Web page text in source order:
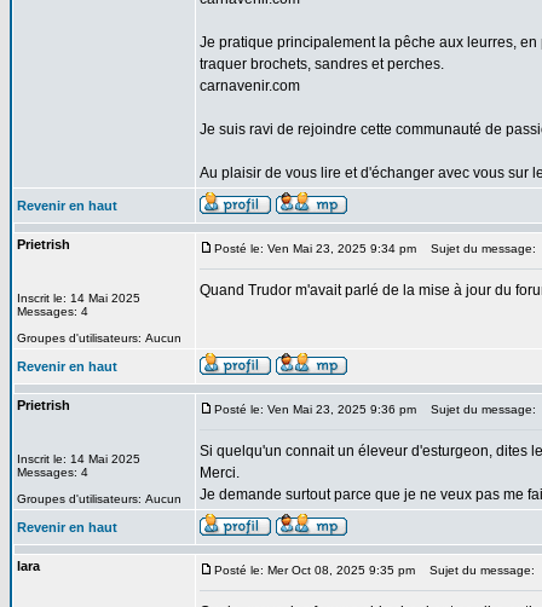
Je pratique principalement la pêche aux leurres,
traquer brochets, sandres et perches.
carnavenir.com
Je suis ravi de rejoindre cette communauté de
Au plaisir de vous lire et d'échanger avec vous sur
Revenir en haut
Prietrish
Inscrit le: 14 Mai 2025
Messages: 4
Groupes d'utilisateurs: Aucun
Posté le: Ven Mai 23, 2025 9:34 pm Sujet du message:
Quand Trudor m'avait parlé de la mise à jour du
Revenir en haut
Prietrish
Inscrit le: 14 Mai 2025
Messages: 4
Groupes d'utilisateurs: Aucun
Posté le: Ven Mai 23, 2025 9:36 pm Sujet du message:
Si quelqu'un connait un éleveur d'esturgeon, dites
Merci.
Je demande surtout parce que je ne veux pas me
Revenir en haut
lara Posté le: Mer Oct 08, 2025 9:35 pm Sujet du message: